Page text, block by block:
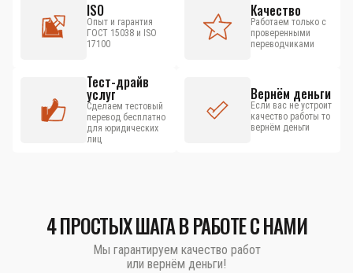
ISO
Опыт и гарантия
ГОСТ 15038 и ISO
17100
Качество
Работаем только с
проверенными
переводчиками
Тест-драйв
услуг
Сделаем тестовый
перевод бесплатно
для юридических
лиц
Вернём деньги
Если вас не устроит
качество работы то
вернём деньги
4 ПРОСТЫХ ШАГА В РАБОТЕ С НАМИ
Мы гарантируем качество работ
или вернём деньги!